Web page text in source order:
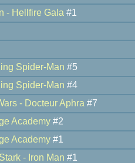
- Hellfire Gala #1
Spider-Man #5
Spider-Man #4
- Docteur Aphra #7
Academy #2
Academy #1
- Iron Man #1